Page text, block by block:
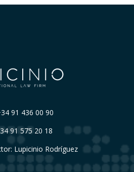
91 436 00 90
91 575 20 18
Lupicinio Rodríguez